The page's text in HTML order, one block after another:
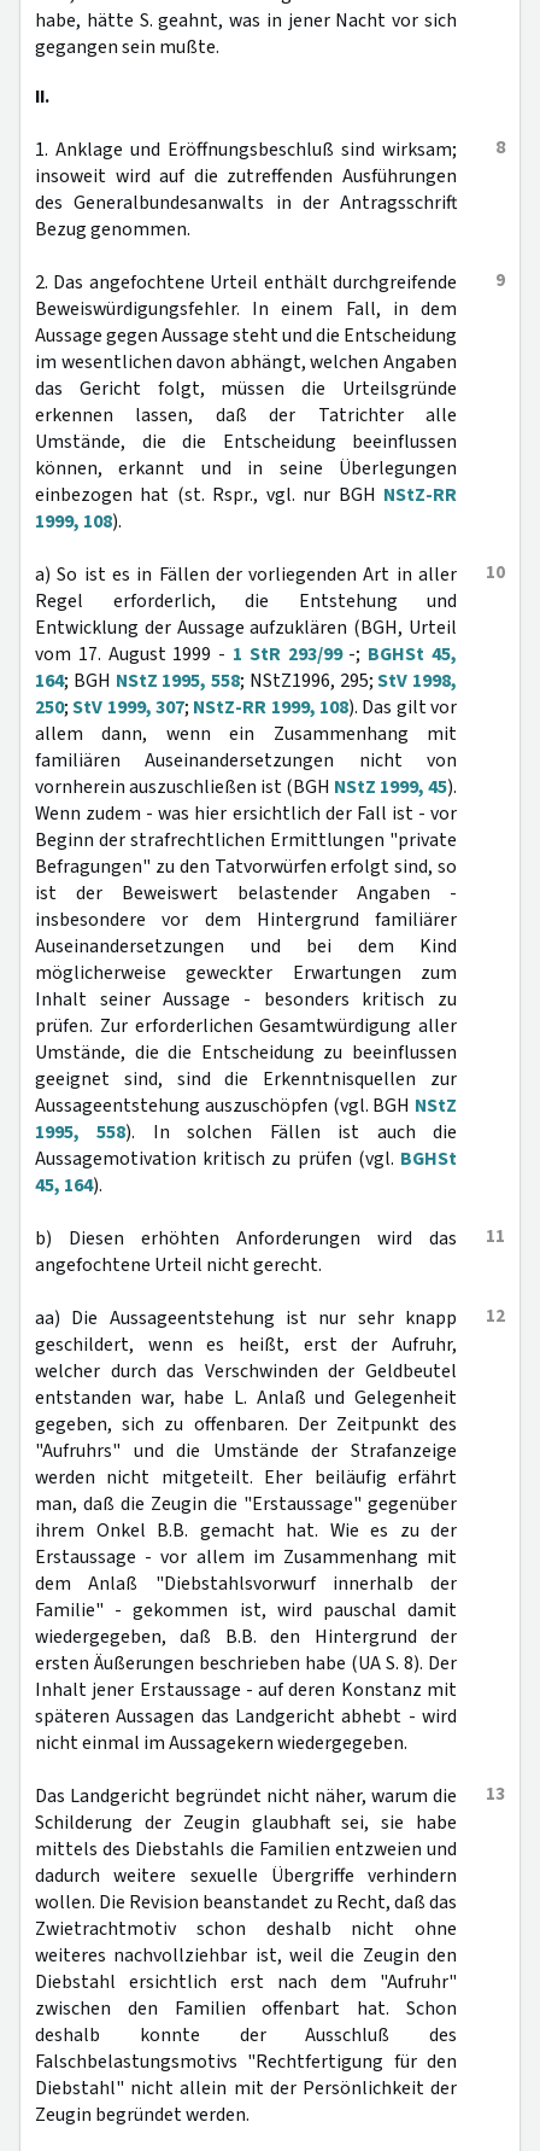
habe, hätte S. geahnt, was in jener Nacht vor sich
gegangen sein mußte.
II.
8
1. Anklage und Eröffnungsbeschluß sind wirksam;
insoweit wird auf die zutreffenden Ausführungen
des Generalbundesanwalts in der Antragsschrift
Bezug genommen.
9
2. Das angefochtene Urteil enthält durchgreifende
Beweiswürdigungsfehler. In einem Fall, in dem
Aussage gegen Aussage steht und die Entscheidung
im wesentlichen davon abhängt, welchen Angaben
das Gericht folgt, müssen die Urteilsgründe
erkennen lassen, daß der Tatrichter alle
Umstände, die die Entscheidung beeinflussen
können, erkannt und in seine Überlegungen
einbezogen hat (st. Rspr., vgl. nur BGH NStZ-RR
1999, 108).
10
a) So ist es in Fällen der vorliegenden Art in aller
Regel erforderlich, die Entstehung und
Entwicklung der Aussage aufzuklären (BGH, Urteil
vom 17. August 1999 - 1 StR 293/99-; BGHSt 45,
164; BGH NStZ 1995, 558; NStZ1996, 295;StV 1998,
250;StV 1999, 307; NStZ-RR 1999, 108). Das gilt vor
allem dann, wenn ein Zusammenhang mit
familiären Auseinandersetzungen nicht von
vornherein auszuschließen ist (BGH NStZ 1999, 45).
Wenn zudem - was hier ersichtlich der Fall ist - vor
Beginn der strafrechtlichen Ermittlungen "private
Befragungen" zu den Tatvorwürfen erfolgt sind, so
ist der Beweiswert belastender Angaben -
insbesondere vor dem Hintergrund familiärer
Auseinandersetzungen und bei dem Kind
möglicherweise geweckter Erwartungen zum
Inhalt seiner Aussage - besonders kritisch zu
prüfen. Zur erforderlichen Gesamtwürdigung aller
Umstände, die die Entscheidung zu beeinflussen
geeignet sind, sind die Erkenntnisquellen zur
Aussageentstehung auszuschöpfen (vgl. BGH NStZ
1995, 558). In solchen Fällen ist auch die
Aussagemotivation kritisch zu prüfen (vgl. BGHSt
45, 164).
11
b) Diesen erhöhten Anforderungen wird das
angefochtene Urteil nicht gerecht.
12
aa) Die Aussageentstehung ist nur sehr knapp
geschildert, wenn es heißt, erst der Aufruhr,
welcher durch das Verschwinden der Geldbeutel
entstanden war, habe L. Anlaß und Gelegenheit
gegeben, sich zu offenbaren. Der Zeitpunkt des
"Aufruhrs" und die Umstände der Strafanzeige
werden nicht mitgeteilt. Eher beiläufig erfährt
man, daß die Zeugin die "Erstaussage" gegenüber
ihrem Onkel B.B. gemacht hat. Wie es zu der
Erstaussage - vor allem im Zusammenhang mit
dem Anlaß "Diebstahlsvorwurf innerhalb der
Familie" - gekommen ist, wird pauschal damit
wiedergegeben, daß B.B. den Hintergrund der
ersten Äußerungen beschrieben habe (UA S. 8). Der
Inhalt jener Erstaussage - auf deren Konstanz mit
späteren Aussagen das Landgericht abhebt - wird
nicht einmal im Aussagekern wiedergegeben.
13
Das Landgericht begründet nicht näher, warum die
Schilderung der Zeugin glaubhaft sei, sie habe
mittels des Diebstahls die Familien entzweien und
dadurch weitere sexuelle Übergriffe verhindern
wollen. Die Revision beanstandet zu Recht, daß das
Zwietrachtmotiv schon deshalb nicht ohne
weiteres nachvollziehbar ist, weil die Zeugin den
Diebstahl ersichtlich erst nach dem "Aufruhr"
zwischen den Familien offenbart hat. Schon
deshalb konnte der Ausschluß des
Falschbelastungsmotivs "Rechtfertigung für den
Diebstahl" nicht allein mit der Persönlichkeit der
Zeugin begründet werden.